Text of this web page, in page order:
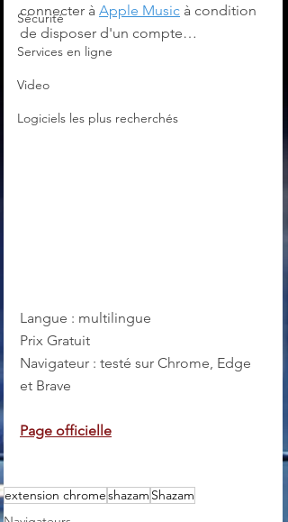
Sécurité
Services en ligne
Video
Logiciels les plus recherchés
connecter à Apple Music à condition
de disposer d'un compte…
Langue : multilingue
Prix Gratuit
Navigateur : testé sur Chrome, Edge
et Brave
Page officielle
extension chromeshazam Shazam